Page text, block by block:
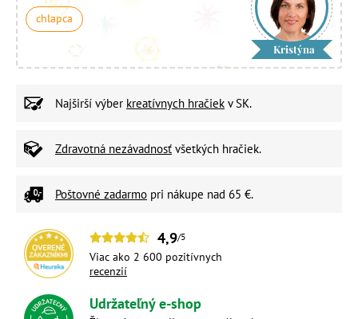
chlapca
Kristýna
Najširší výber kreatívnych hračiek v SK.
Zdravotná nezávadnosť všetkých hračiek.
Poštovné zadarmo pri nákupe nad 65 €.
4,9/5
Viac ako 2 600 pozitívnych
recenzií
Udržateľný e-shop